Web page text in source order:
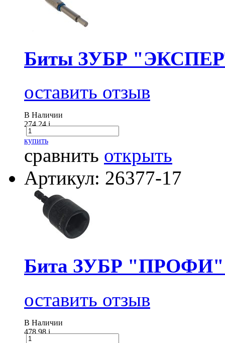
Биты ЗУБР
оставить отзыв
В Наличии
274.24i
купить
сравнить открыть
Артикул: 26377-17
Бита ЗУБР "ПРОФИ"
оставить отзыв
В Наличии
478.98i